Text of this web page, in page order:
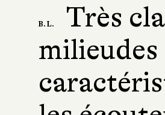
B. L.
Très